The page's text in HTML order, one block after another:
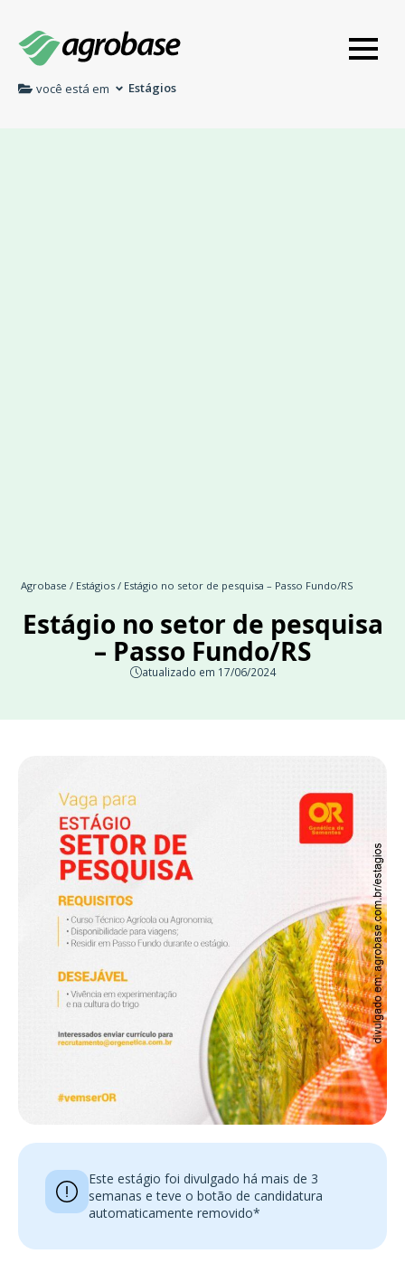
você está em Estágios
Agrobase / Estágios / Estágio no setor de pesquisa – Passo Fundo/RS
Estágio no setor de pesquisa
– Passo Fundo/RS
atualizado em 17/06/2024
Este estágio foi divulgado há mais de 3
semanas e teve o botão de candidatura
automaticamente removido*